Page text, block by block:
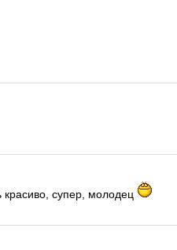
супер, молодец